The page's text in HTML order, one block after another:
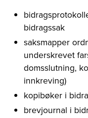
bidragssak
saksmapper
underskrevet
domsslutning,
innkreving)
kopibøker i
brevjournal i